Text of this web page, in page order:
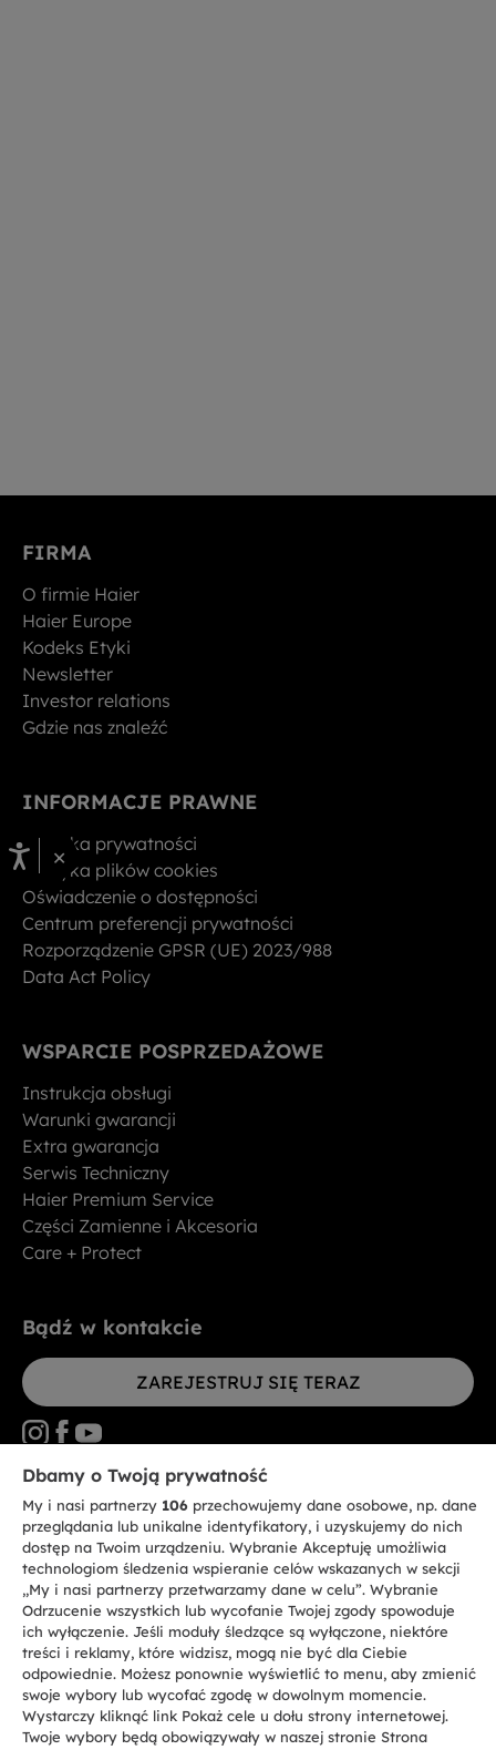
FIRMA
O firmie Haier
Haier Europe
Kodeks Etyki
Newsletter
Investor relations
Gdzie nas znaleźć
INFORMACJE PRAWNE
Polityka prywatności
Polityka plików cookies
Oświadczenie o dostępności
Centrum preferencji prywatności
Rozporządzenie GPSR (UE) 2023/988
Data Act Policy
WSPARCIE POSPRZEDAŻOWE
Instrukcja obsługi
Warunki gwarancji
Extra gwarancja
Serwis Techniczny
Haier Premium Service
Części Zamienne i Akcesoria
Care + Protect
Bądź w kontakcie
ZAREJESTRUJ SIĘ TERAZ
CANDY HOOVER GROUP S.r.I. - jednoosobowa sp. z.o.o. - SIEDZIBA
STATUTOWA: Via Comolli, 57 - 20861 Brugherio (MB) - Włochy -
SIEDZIBY ADMINISTRACYJNE: Via Privata Eden Fumagalli bez
nadanego numeru - 20861 Brugherio (MB) i Via Trento nr 20/A-22 - 20871
Vimercate (MB) - Włochy - Tel.: +39.039.2086.1 - Faks: +39.039.2086.237 -
Kapitał zakładowy 35.000.000,00 € wpłacony w całości - Kod identyfikacji
podatkowej i nr wpisu do Rejestru przedsiębiorstw dla rejonu Mediolan-
Monza-Brianza-Lodi 04666310158 - NIP 00786860965 - Numer wpisu do
Repertorium Ekonomiczno - Administracyjnego REA: MB-1033934 -
Autoryzacja IT AEOF 211870 - Spółka podlega zarządzaniu i koordynacji
Candy S.p.A.
PL / Polski
×
Dbamy o Twoją prywatność
My i nasi partnerzy 106 przechowujemy dane osobowe, np. dane
przeglądania lub unikalne identyfikatory, i uzyskujemy do nich
dostęp na Twoim urządzeniu. Wybranie Akceptuję umożliwia
technologiom śledzenia wspieranie celów wskazanych w sekcji
„My i nasi partnerzy przetwarzamy dane w celu”. Wybranie
Odrzucenie wszystkich lub wycofanie Twojej zgody spowoduje
ich wyłączenie. Jeśli moduły śledzące są wyłączone, niektóre
treści i reklamy, które widzisz, mogą nie być dla Ciebie
odpowiednie. Możesz ponownie wyświetlić to menu, aby zmienić
swoje wybory lub wycofać zgodę w dowolnym momencie.
Wystarczy kliknąć link Pokaż cele u dołu strony internetowej.
Twoje wybory będą obowiązywały w naszej stronie Strona